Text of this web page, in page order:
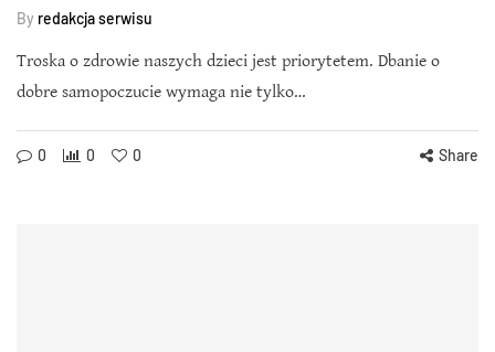
By redakcja serwisu
Troska o zdrowie naszych dzieci jest priorytetem. Dbanie o
dobre samopoczucie wymaga nie tylko…
0 0 0 Share